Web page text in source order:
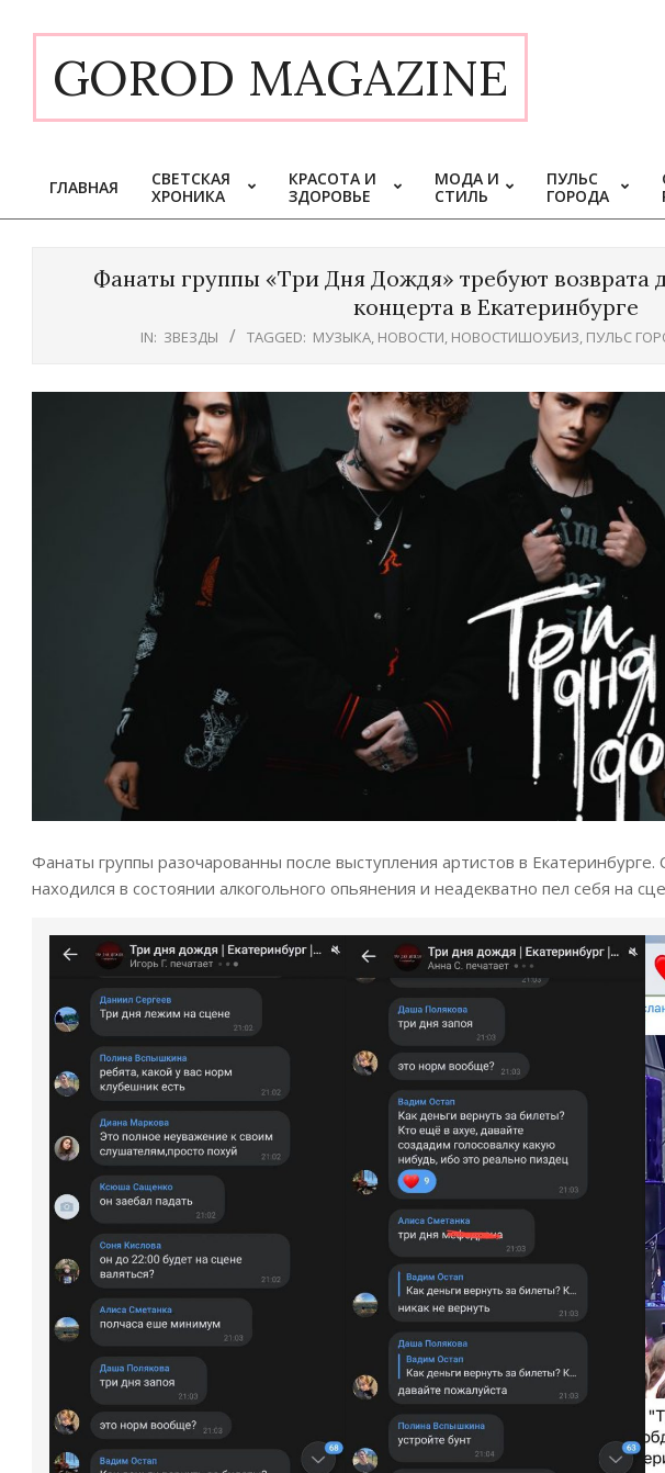
contentGOROD MAGAZINE
Primary
Navigation
ГЛАВНАЯ
СВЕТСКАЯ
ХРОНИКА
КРАСОТА И
ЗДОРОВЬЕ
МОДА И
СТИЛЬ
ПУЛЬС
ГОРОДА
Фанаты группы «Три Дня Дождя» требуют возврата
концерта в Екатеринбурге
IN: ЗВЕЗДЫ TAGGED: МУЗЫКА, НОВОСТИ, НОВОСТИШОУБИЗ, ПУЛЬС
Фанаты группы разочарованны после выступления артистов в Екатеринбурге.
находился в состоянии алкогольного опьянения и неадекватно пел себя на